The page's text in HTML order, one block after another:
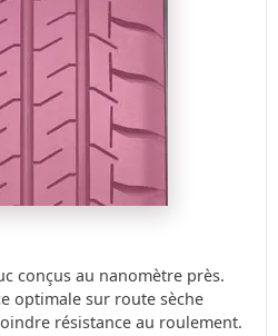
conçus au nanomètre près.
optimale sur route sèche
résistance au roulement.